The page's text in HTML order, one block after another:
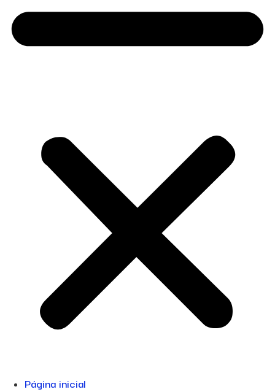
Página inicial